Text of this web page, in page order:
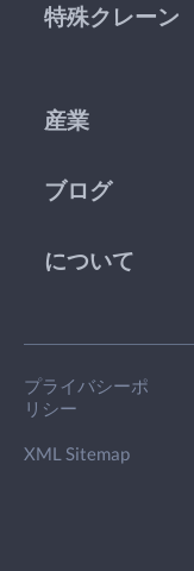
特殊クレーン
産業
ブログ
について
プライバシーポ
リシー
XML Sitemap